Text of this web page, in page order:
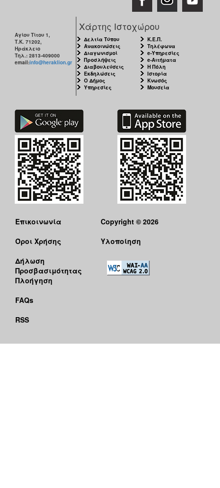
Αγίου Τίτου 1,
Τ.Κ. 71202,
Ηράκλειο
Τηλ.: 2813-409000
email:info@heraklion.gr
Χάρτης Ιστοχώρου
Δελτία Τύπου
Ανακοινώσεις
Διαγωνισμοί
Προσλήψεις
Διαβουλεύσεις
Εκδηλώσεις
Ο Δήμος
Υπηρεσίες
Κ.Ε.Π.
Τηλέφωνα
e-Υπηρεσίες
e-Αιτήματα
Η Πόλη
Ιστορία
Κνωσός
Μουσεία
Επικοινωνία
Όροι Χρήσης
Δήλωση
Προσβασιμότητας
Πλοήγηση
FAQs
RSS
Copyright © 2026
Υλοποίηση